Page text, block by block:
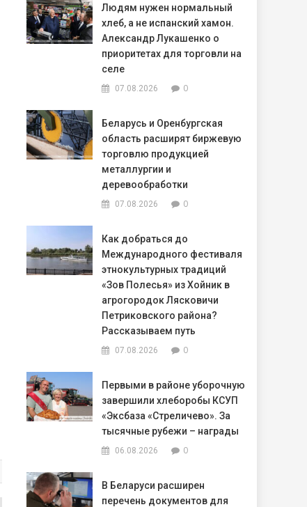
Людям нужен нормальный
хлеб, а не испанский хамон.
Александр Лукашенко о
приоритетах для торговли на
селе
07.08.2026 0
Беларусь и Оренбургская
область расширят биржевую
торговлю продукцией
металлургии и
деревообработки
07.08.2026 0
Как добраться до
Международного фестиваля
этнокультурных традиций
«Зов Полесья» из Хойник в
агрогородок Лясковичи
Петриковского района?
Рассказываем путь
07.08.2026 0
Первыми в районе уборочную
завершили хлеборобы КСУП
«Эксбаза «Стреличево». За
тысячные рубежи – награды
06.08.2026 0
В Беларуси расширен
перечень документов для